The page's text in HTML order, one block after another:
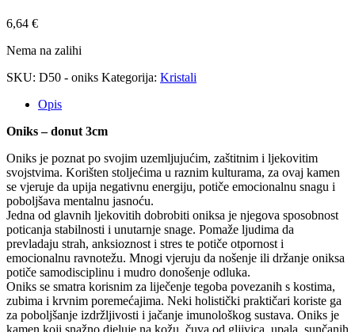
6,64 €
Nema na zalihi
SKU: D50 - oniks Kategorija: Kristali
Opis
Oniks – donut 3cm
Oniks je poznat po svojim uzemljujućim, zaštitnim i ljekovitim
svojstvima. Korišten stoljećima u raznim kulturama, za ovaj kamen
se vjeruje da upija negativnu energiju, potiče emocionalnu snagu i
poboljšava mentalnu jasnoću.
Jedna od glavnih ljekovitih dobrobiti oniksa je njegova sposobnost
poticanja stabilnosti i unutarnje snage. Pomaže ljudima da
prevladaju strah, anksioznost i stres te potiče otpornost i
emocionalnu ravnotežu. Mnogi vjeruju da nošenje ili držanje oniksa
potiče samodisciplinu i mudro donošenje odluka.
Oniks se smatra korisnim za liječenje tegoba povezanih s kostima,
zubima i krvnim poremećajima. Neki holistički praktičari koriste ga
za poboljšanje izdržljivosti i jačanje imunološkog sustava. Oniks je
kamen koji snažno djeluje na kožu, čuva od gljivica, upala, sunčanih